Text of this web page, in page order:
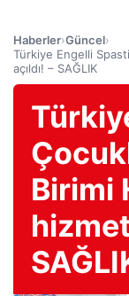
Haberler›Güncel›
Türkiye Engelli
açıldı! – SAĞLIK
Birimi